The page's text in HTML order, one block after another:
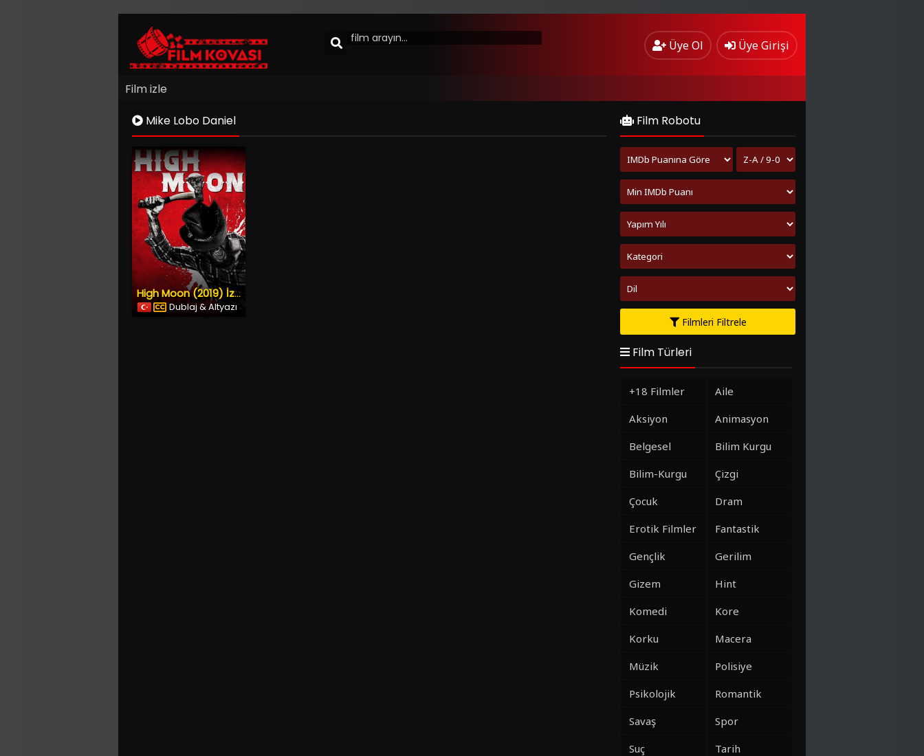
Üye Ol Üye Girişi
Film izle
Mike Lobo Daniel
High Moon (2019) İzle
Dublaj & Altyazı
Film Robotu
Filmleri Filtrele
Film Türleri
+18 Filmler
Aile
Aksiyon
Animasyon
Belgesel
Bilim Kurgu
Bilim-Kurgu
Çizgi
Çocuk
Dram
Erotik Filmler
Fantastik
Gençlik
Gerilim
Gizem
Hint
Komedi
Kore
Korku
Macera
Müzik
Polisiye
Psikolojik
Romantik
Savaş
Spor
Suç
Tarih